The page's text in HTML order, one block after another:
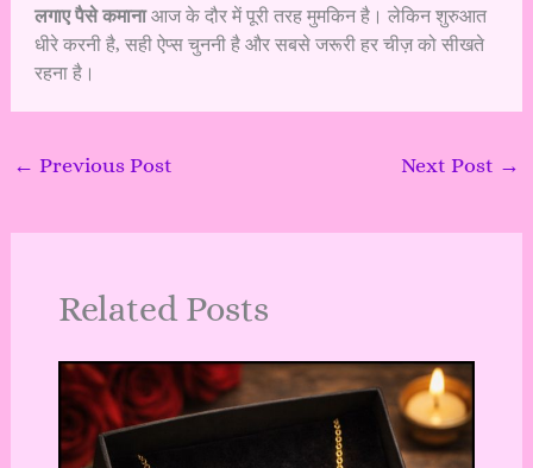
लगाए पैसे कमानाआज के दौर में पूरी तरह मुमकिन है। लेकिन शुरुआत
धीरे करनी है, सही ऐप्स चुननी है और सबसे जरूरी हर चीज़ को सीखते
रहना है।
← Previous Post Next Post →
Related Posts